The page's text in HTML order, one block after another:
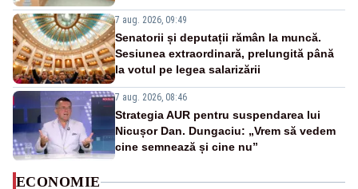
7 aug. 2026, 09:49
Senatorii și deputații rămân la muncă.
Sesiunea extraordinară, prelungită până
la votul pe legea salarizării
7 aug. 2026, 08:46
Strategia AUR pentru suspendarea lui
Nicușor Dan. Dungaciu: „Vrem să vedem
cine semnează și cine nu”
ECONOMIE